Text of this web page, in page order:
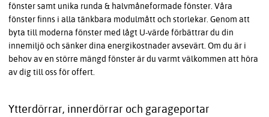
fönster samt unika runda & halvmåneformade fönster. Våra
fönster finns i alla tänkbara modulmått och storlekar. Genom att
byta till moderna fönster med lågt U-värde förbättrar du din
innemiljö och sänker dina energikostnader avsevärt. Om du är i
behov av en större mängd fönster är du varmt välkommen att höra
av dig till oss för offert.
Ytterdörrar, innerdörrar och garageportar